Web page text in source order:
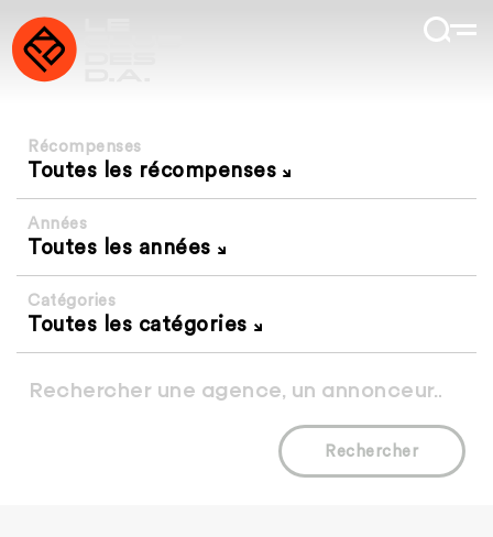
Récompenses
Toutes les récompenses
Années
Toutes les années
Catégories
Toutes les catégories
Rechercher